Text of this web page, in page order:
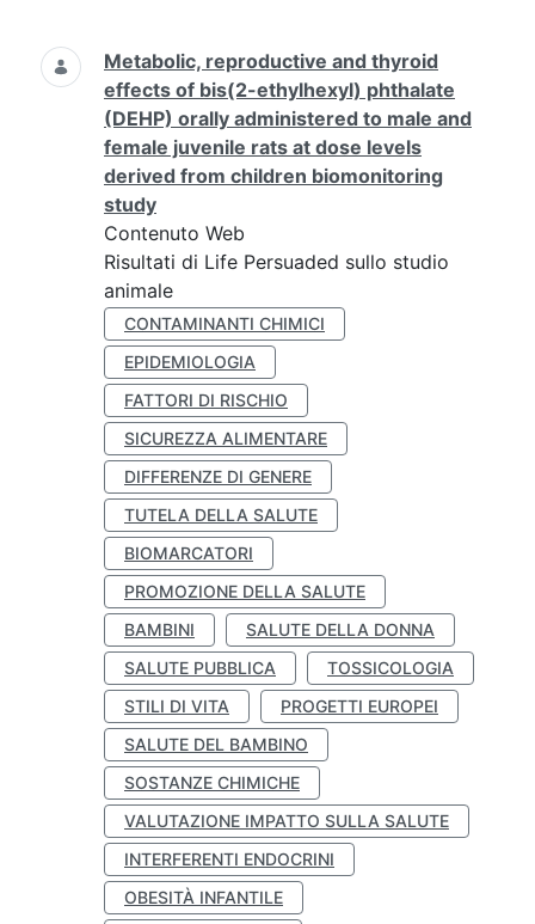
Ricerca
Metabolic, reproductive and thyroid
effects of bis(2-ethylhexyl) phthalate
(DEHP) orally administered to male and
female juvenile rats at dose levels
derived from children biomonitoring
study
Contenuto Web
Risultati di Life Persuaded sullo studio
animale
CONTAMINANTI CHIMICI
EPIDEMIOLOGIA
FATTORI DI RISCHIO
SICUREZZA ALIMENTARE
DIFFERENZE DI GENERE
TUTELA DELLA SALUTE
BIOMARCATORI
PROMOZIONE DELLA SALUTE
BAMBINI
SALUTE DELLA DONNA
SALUTE PUBBLICA
TOSSICOLOGIA
STILI DI VITA
PROGETTI EUROPEI
SALUTE DEL BAMBINO
SOSTANZE CHIMICHE
VALUTAZIONE IMPATTO SULLA SALUTE
INTERFERENTI ENDOCRINI
OBESITÀ INFANTILE